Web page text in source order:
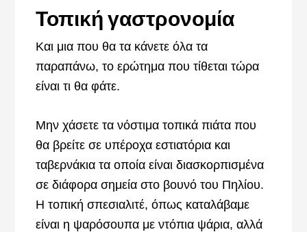
Τοπική γαστρονομία
Και μια που θα τα κάνετε όλα τα
παραπάνω, το ερώτημα που τίθεται τώρα
είναι τι θα φάτε.
Μην χάσετε τα νόστιμα τοπικά πιάτα που
θα βρείτε σε υπέροχα εστιατόρια και
ταβερνάκια τα οποία είναι διασκορπισμένα
σε διάφορα σημεία στο βουνό του Πηλίου.
Η τοπική σπεσιαλιτέ, όπως καταλάβαμε
είναι η ψαρόσουπα με ντόπια ψάρια, αλλά